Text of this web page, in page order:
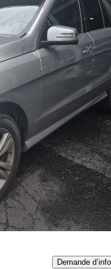
Affaire
Demande d’info